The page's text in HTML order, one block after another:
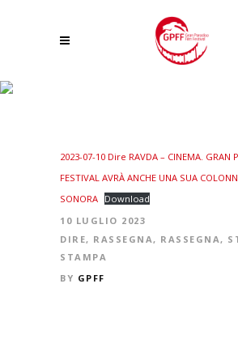
2023-07-10 Dire RAVDA – CINEMA. GRAN
FESTIVAL AVRÀ ANCHE UNA SUA
SONORA Download
10 LUGLIO 2023
DIRE, RASSEGNA, RASSEGNA,
STAMPA
BY GPFF